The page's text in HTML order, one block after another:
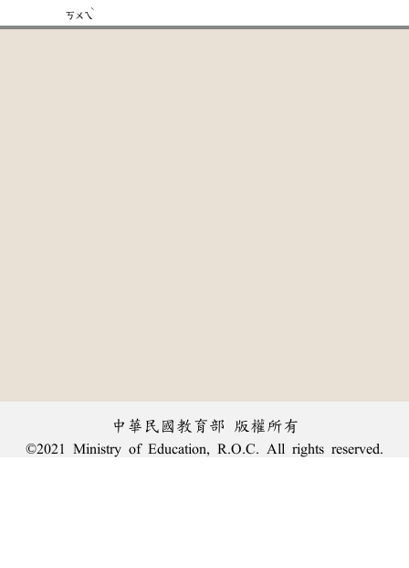
ㄎㄨㄟ
ˋ
中華民國教育部 版權所有
©2021 Ministry of Education, R.O.C. All rights reserved.